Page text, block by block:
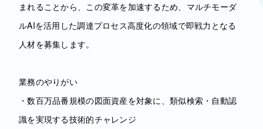
まれることから、この変革を加速するため、マルチモーダ
ルAIを活用した調達プロセス高度化の領域で即戦力となる
人材を募集します。
業務のやりがい
・数百万品番規模の図面資産を対象に、類似検索・自動認
識を実現する技術的チャレンジ